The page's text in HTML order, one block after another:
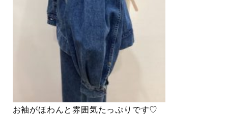
お袖がほわんと雰囲気たっぷりです♡